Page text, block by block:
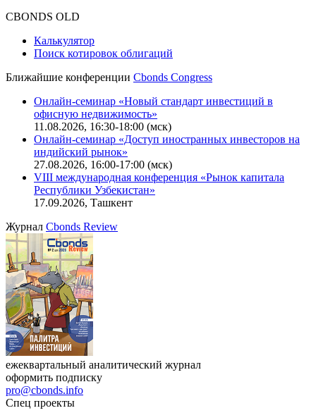
CBONDS OLD
Калькулятор
Поиск котировок облигаций
Ближайшие конференции Cbonds Congress
Онлайн-семинар «Новый стандарт инвестиций в
офисную недвижимость»
11.08.2026, 16:30-18:00 (мск)
Онлайн-семинар «Доступ иностранных инвесторов на
индийский рынок»
27.08.2026, 16:00-17:00 (мск)
VIII международная конференция «Рынок капитала
Республики Узбекистан»
17.09.2026, Ташкент
Журнал Cbonds Review
ежеквартальный аналитический журнал
оформить подписку
pro@cbonds.info
Спец проекты